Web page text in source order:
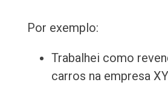
Por exemplo:
Trabalhei como
carros na empresa